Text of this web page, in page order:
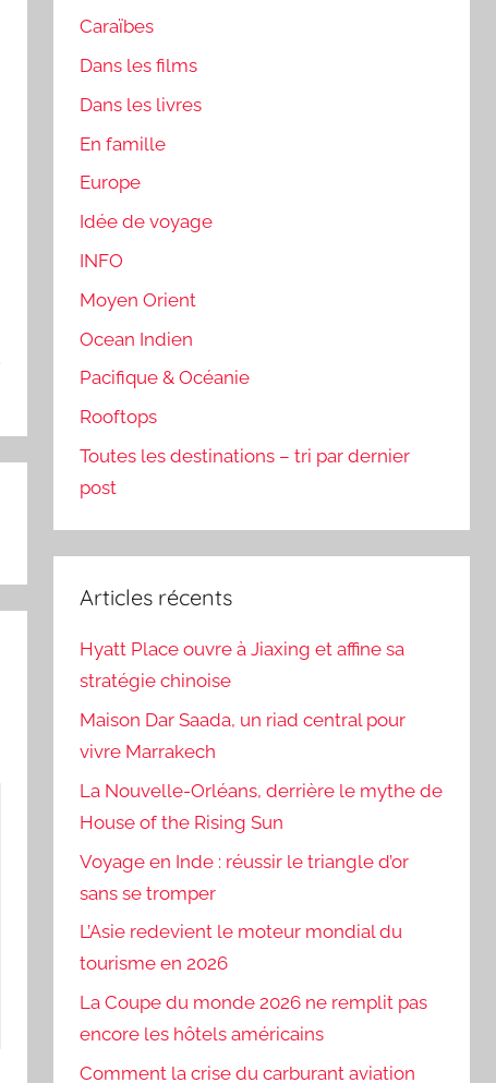
Caraïbes
Dans les films
Dans les livres
En famille
Europe
Idée de voyage
INFO
Moyen Orient
Ocean Indien
Pacifique & Océanie
Rooftops
Toutes les destinations – tri par dernier
post
Articles récents
Hyatt Place ouvre à Jiaxing et affine sa
stratégie chinoise
Maison Dar Saada, un riad central pour
vivre Marrakech
La Nouvelle-Orléans, derrière le mythe de
House of the Rising Sun
Voyage en Inde : réussir le triangle d’or
sans se tromper
L’Asie redevient le moteur mondial du
tourisme en 2026
La Coupe du monde 2026 ne remplit pas
encore les hôtels américains
Comment la crise du carburant aviation